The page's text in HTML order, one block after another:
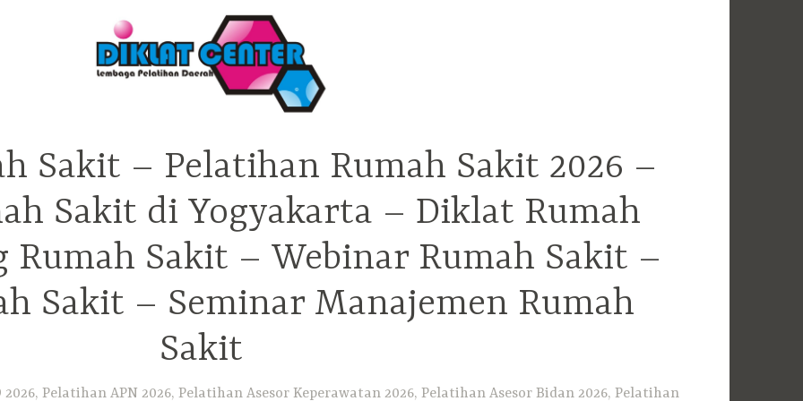
Sakit – Pelatihan Rumah Sakit 2026 –
Sakit di Yogyakarta – Diklat Rumah
Sakit – Webinar Rumah Sakit –
Sakit – Seminar Manajemen Rumah
Sakit
Pelatihan APN 2026, Pelatihan Asesor Keperawatan 2026, Pelatihan Asesor Bidan 2026, Pelatihan